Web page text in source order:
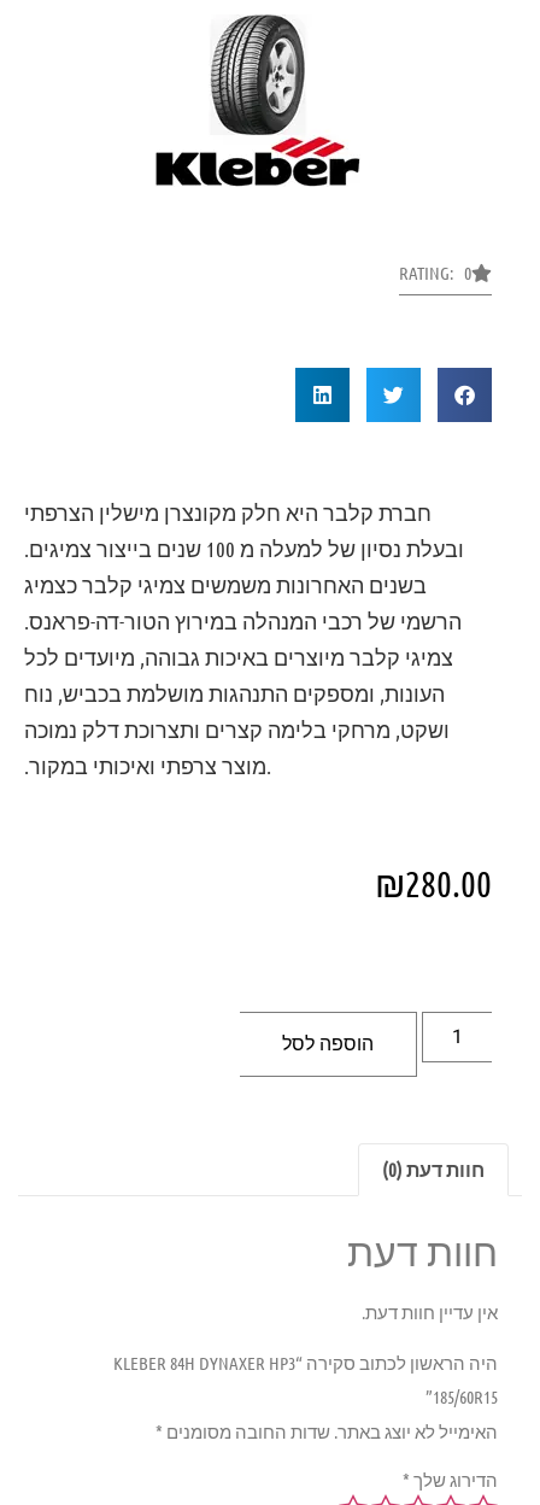
RATING: 0
חברת קלבר היא חלק מקונצרן מישלין הצרפתי
ובעלת נסיון של למעלה מ 100 שנים בייצור צמיגים.
בשנים האחרונות משמשים צמיגי קלבר כצמיג
הרשמי של רכבי המנהלה במירוץ הטור-דה-פראנס.
צמיגי קלבר מיוצרים באיכות גבוהה, מיועדים לכל
העונות, ומספקים התנהגות מושלמת בכביש, נוח
ושקט, מרחקי בלימה קצרים ותצרוכת דלק נמוכה
.מוצר צרפתי ואיכותי במקור.
₪280.00
הוספה לסל
חוות דעת (0)
חוות דעת
אין עדיין חוות דעת.
היה הראשון לכתוב סקירה “KLEBER 84H DYNAXER HP3
185/60R15”
האימייל לא יוצג באתר.שדות החובה מסומנים*
הדירוג שלך*